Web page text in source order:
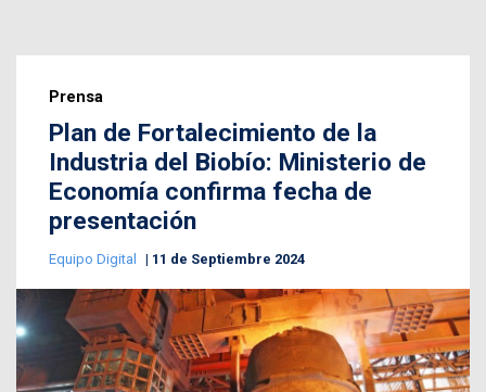
Prensa
Plan de Fortalecimiento de la
Industria del Biobío: Ministerio de
Economía confirma fecha de
presentación
Equipo Digital 11 de Septiembre 2024